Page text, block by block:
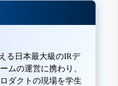
る日本最大級のIRデ
ムの運営に携わり、
ダクトの現場を学生